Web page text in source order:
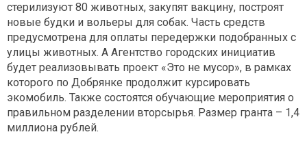
стерилизуют 80 животных, закупят вакцину, построят
новые будки и вольеры для собак. Часть средств
предусмотрена для оплаты передержки подобранных с
улицы животных. А Агентство городских инициатив
будет реализовывать проект «Это не мусор», в рамках
которого по Добрянке продолжит курсировать
экомобиль. Также состоятся обучающие мероприятия о
правильном разделении вторсырья. Размер гранта – 1,4
миллиона рублей.